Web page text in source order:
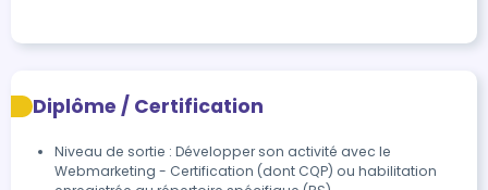
Diplôme / Certification
Niveau de sortie : Développer son activité avec le
Webmarketing - Certification (dont CQP) ou habilitation